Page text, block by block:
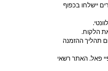
יישלחו בכפוף
הלקוח.
תהליך ההזמנה
פאל. האתר רשאי